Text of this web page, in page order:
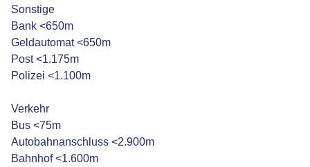
Sonstige
Bank <650m
Geldautomat <650m
Post <1.175m
Polizei <1.100m
Verkehr
Bus <75m
Autobahnanschluss <2.900m
Bahnhof <1.600m